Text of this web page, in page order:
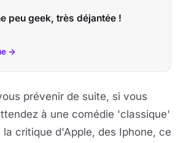
peu geek, très déjantée !
→
prévenir de suite, si vous
à une comédie 'classique'
la critique d'Apple, des Iphone, ce